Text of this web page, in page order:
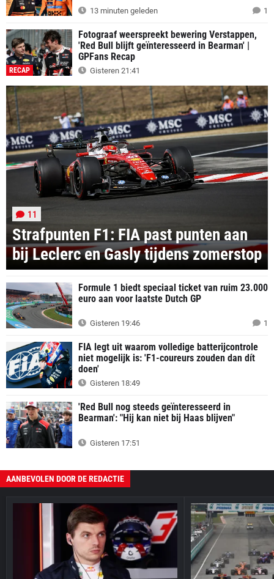
13 minuten geleden 1
RECAP
Fotograaf weerspreekt bewering Verstappen,
'Red Bull blijft geïnteresseerd in Bearman' |
GPFans Recap
Gisteren 21:41
Strafpunten F1: FIA past punten aan
bij Leclerc en Gasly tijdens zomerstop
11
Formule 1 biedt speciaal ticket van ruim 23.000
euro aan voor laatste Dutch GP
Gisteren 19:46 1
FIA legt uit waarom volledige batterijcontrole
niet mogelijk is: 'F1-coureurs zouden dan dít
doen'
Gisteren 18:49
'Red Bull nog steeds geïnteresseerd in
Bearman': "Hij kan niet bij Haas blijven"
Gisteren 17:51
AANBEVOLEN DOOR DE REDACTIE